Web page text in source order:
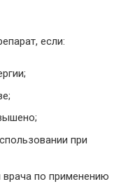
если:
при
врача по применению